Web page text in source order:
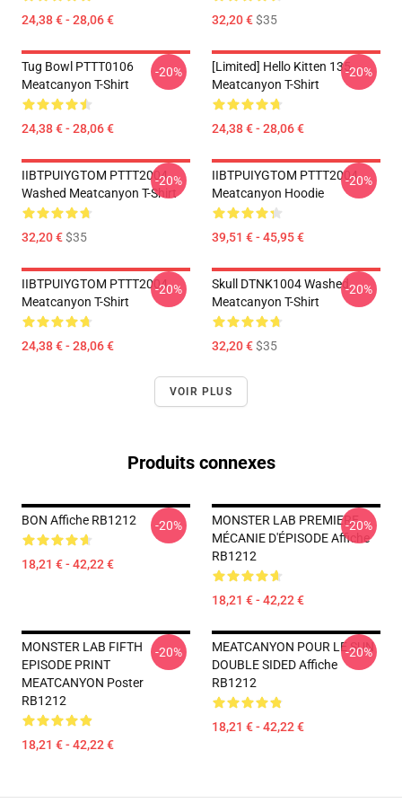
24,38 € - 28,06 € 32,20 €$35
Tug Bowl PTTT0106
Meatcanyon T-Shirt
24,38 € - 28,06 €
-20%
[Limited] Hello Kitten 135
Meatcanyon T-Shirt
24,38 € - 28,06 €
-20%
IIBTPUIYGTOM PTTT2004
Washed Meatcanyon T-Shirt
32,20 €$35
-20%
IIBTPUIYGTOM PTTT2004
Meatcanyon Hoodie
39,51 € - 45,95 €
-20%
IIBTPUIYGTOM PTTT2004
Meatcanyon T-Shirt
24,38 € - 28,06 €
-20%
Skull DTNK1004 Washed
Meatcanyon T-Shirt
32,20 €$35
-20%
VOIR PLUS
Produits connexes
BON Affiche RB1212
18,21 € - 42,22 €
-20%
MONSTER LAB PREMIERE
MÉCANIE D'ÉPISODE Affiche
RB1212
18,21 € - 42,22 €
-20%
MONSTER LAB FIFTH
EPISODE PRINT
MEATCANYON Poster
RB1212
18,21 € - 42,22 €
-20%
MEATCANYON POUR LE SUN
DOUBLE SIDED Affiche
RB1212
18,21 € - 42,22 €
-20%